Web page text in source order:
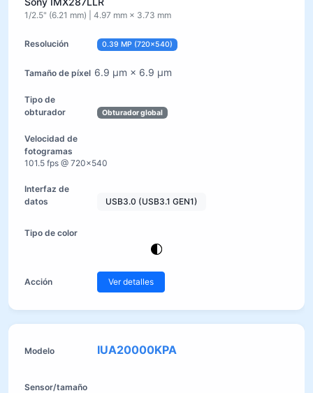
1/2.5" (6.21 mm) | 4.97 mm × 3.73 mm
0.39 MP (720×540)
6.9 µm × 6.9 µm
Obturador global
101.5 fps @ 720×540
USB3.0 (USB3.1 GEN1)
Ver detalles
IUA20000KPA